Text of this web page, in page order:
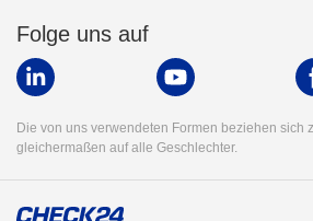
Folge uns auf
Die von uns verwendeten Formen beziehen sich
gleichermaßen auf alle Geschlechter.